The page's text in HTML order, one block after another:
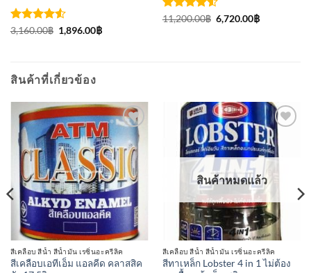
ให้คะแนน
3,160.00฿ Original
price
1,896.00฿Current
ให้คะแนน
11,200.00฿ Original
price
6,720.00฿Current
สินค้าที่เกี่ยวข้อง
เพิ่มเข้า
ใน
รายการ
ที่
ติดตาม
สีเคลือบ สีน้ำ สีน้ำมัน เรซิ่นอะครีลิค
สีเคลือบเอทีเอ็ม แอลคีด คลาสสิค
เพิ่มเข้า
ใน
รายการ
ติดตาม
สินค้าหมดแล้ว
สีเคลือบ สีน้ำ สีน้ำมัน เรซิ่นอะครีลิค
สีทาเหล็ก Lobster 4 in 1 ไม่ต้อง